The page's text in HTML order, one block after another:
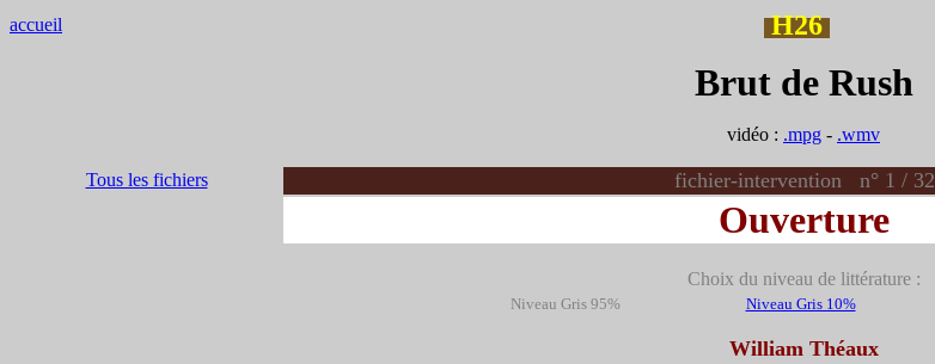
accueil H26
Brut de Rush
vidéo : .mpg - .wmv
Tous les fichiers fichier-intervention n° 1 / 32
Ouverture
Choix du niveau de littérature :
Niveau Gris 95% Niveau Gris 10%
William Théaux